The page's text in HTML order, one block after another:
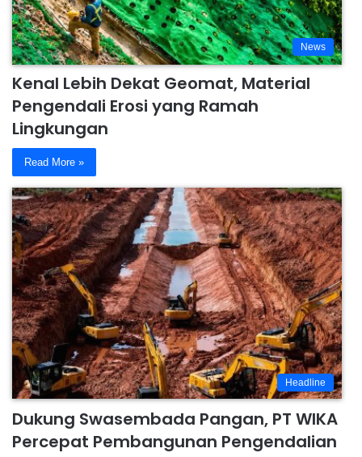
News
Kenal Lebih Dekat Geomat, Material
Pengendali Erosi yang Ramah
Lingkungan
Read More »
Headline
Dukung Swasembada Pangan, PT WIKA
Percepat Pembangunan Pengendalian